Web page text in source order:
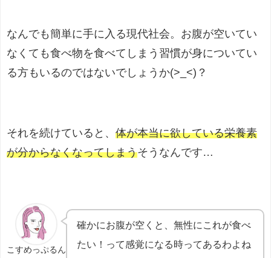
なんでも簡単に手に入る現代社会。お腹が空いてい
なくても食べ物を食べてしまう習慣が身についてい
る方もいるのではないでしょうか(>_<)？
それを続けていると、 体が本当に欲している栄養素
が分からなくなってしまうそうなんです…
こすめっぷるん
確かにお腹が空くと、無性にこれが食べ
たい！って感覚になる時ってあるわよね